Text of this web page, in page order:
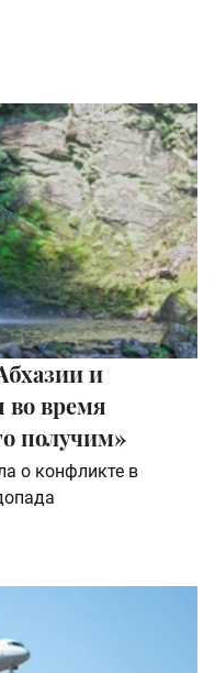
и
во время
получим»
о конфликте в